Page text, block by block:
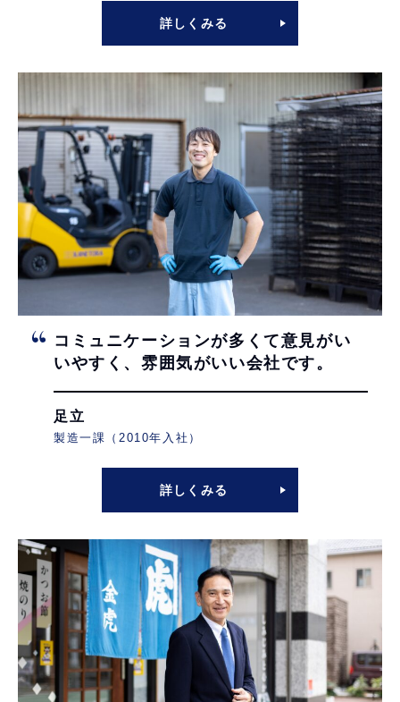
詳しくみる
コミュニケーションが多くて意見がい
いやすく、 雰囲気がいい会社です。
足立
製造一課（2010年入社）
詳しくみる